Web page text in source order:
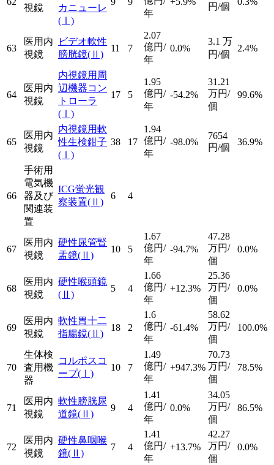
視鏡
カニューレ
(Ⅰ)
年
円/個
63
医用内
視鏡
ビデオ軟性
膀胱鏡(Ⅱ)
11 7
2.07
億円/
年
0.0%
3.1 万
円/個
2.4%
64
医用内
視鏡
内視鏡用周
辺機器コン
トローラ
(Ⅰ)
17 5
1.95
億円/
年
-54.2%
31.21
万円/
個
99.6%
65
医用内
視鏡
内視鏡用軟
性生検鉗子
(Ⅰ)
38 17
1.94
億円/
年
-98.0%
7654
円/個
36.9%
66
手術用
電気機
器及び
関連装
置
ICG蛍光観
察装置(Ⅱ)
6 4
67
医用内
視鏡
硬性尿管腎
盂鏡(Ⅱ)
10 5
1.67
億円/
年
-94.7%
47.28
万円/
個
0.0%
68
医用内
視鏡
硬性喉頭鏡
(Ⅱ)
5 4
1.66
億円/
年
+12.3%
25.36
万円/
個
0.0%
69
医用内
視鏡
軟性胃十二
指腸鏡(Ⅱ)
18 2
1.6
億円/
年
-61.4%
58.62
万円/
個
100.0%
70
生体検
査用機
器
コルポスコ
ープ(Ⅰ)
10 7
1.49
億円/
年
+947.3%
70.73
万円/
個
78.5%
71
医用内
視鏡
軟性膀胱尿
道鏡(Ⅱ)
9 4
1.41
億円/
年
0.0%
34.05
万円/
個
86.5%
72
医用内
視鏡
硬性鼻咽喉
鏡(Ⅱ)
7 4
1.41
億円/
年
+13.7%
42.27
万円/
個
0.0%